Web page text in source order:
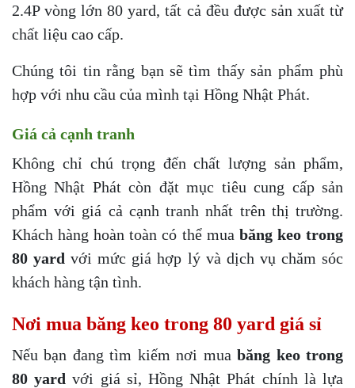
2.4P vòng lớn 80 yard, tất cả đều được sản xuất từ
chất liệu cao cấp.
Chúng tôi tin rằng bạn sẽ tìm thấy sản phẩm phù
hợp với nhu cầu của mình tại Hồng Nhật Phát.
Giá cả cạnh tranh
Không chỉ chú trọng đến chất lượng sản phẩm,
Hồng Nhật Phát còn đặt mục tiêu cung cấp sản
phẩm với giá cả cạnh tranh nhất trên thị trường.
Khách hàng hoàn toàn có thể mua băng keo trong
80 yard với mức giá hợp lý và dịch vụ chăm sóc
khách hàng tận tình.
Nơi mua băng keo trong 80 yard giá sỉ
Nếu bạn đang tìm kiếm nơi muabăng keo trong
80 yard với giá sỉ, Hồng Nhật Phát chính là lựa